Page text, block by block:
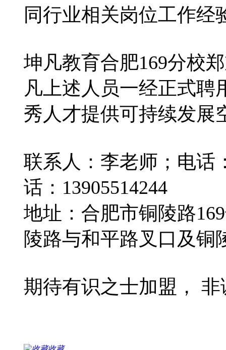
同行业相关岗位工作经
坤凡教育合肥169分校
凡上述人员一经正式聘
秀人才提供可持续发展
联系人：李老师；电话
话：13905514244
地址：合肥市铜陵路
陵路与和平路叉口及铜
期待有识之士加盟，